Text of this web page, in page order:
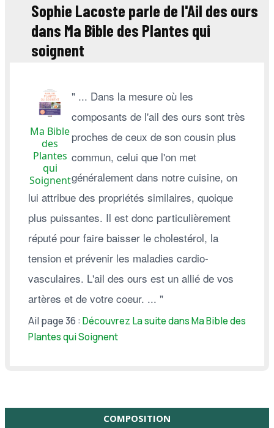
Sophie Lacoste parle de l'Ail des ours
dans Ma Bible des Plantes qui
soignent
Ma Bible
des
Plantes
qui
Soignent
" ... Dans la mesure où les
composants de l'ail des ours sont très
proches de ceux de son cousin plus
commun, celui que l'on met
généralement dans notre cuisine, on
lui attribue des propriétés similaires, quoique
plus puissantes. Il est donc particulièrement
réputé pour faire baisser le cholestérol, la
tension et prévenir les maladies cardio-
vasculaires. L'ail des ours est un allié de vos
artères et de votre coeur. ... "
Ail page 36 : Découvrez La suite dans Ma Bible des
Plantes qui Soignent
COMPOSITION